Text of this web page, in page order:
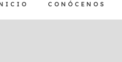
CONÓCENOS